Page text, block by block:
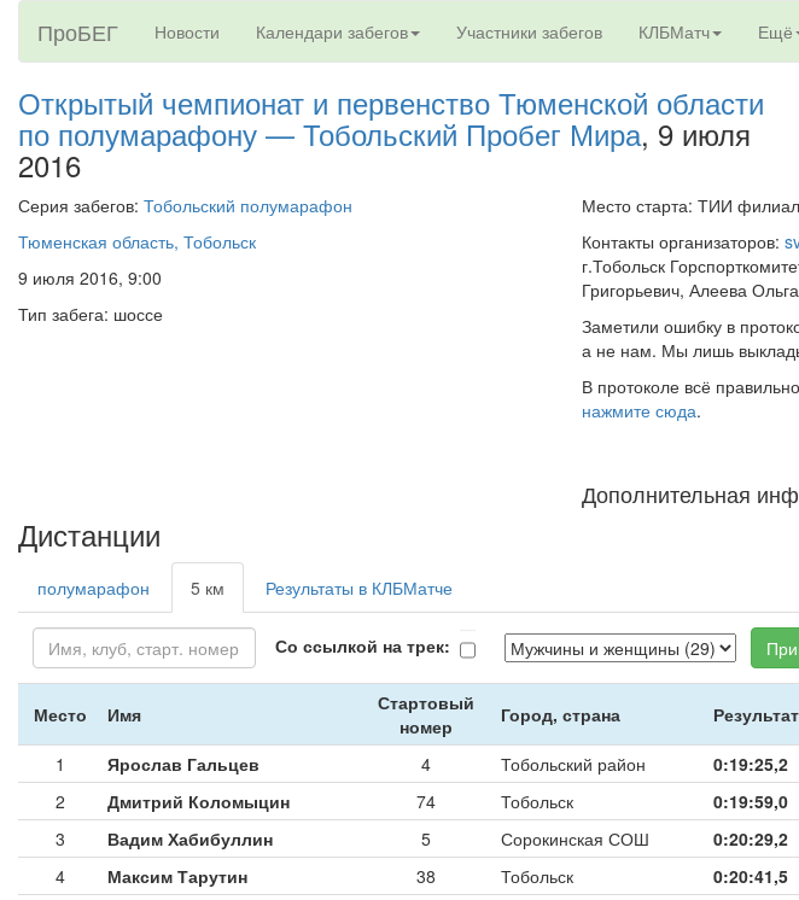
ПроБЕГ Новости Календари забегов Участники забегов КЛБМатч Ещё
Открытый чемпионат и первенство Тюменской области
по полумарафону — Тобольский Пробег Мира, 9 июля
2016
Серия забегов: Тобольский полумарафон
Тюменская область, Тобольск
9 июля 2016, 9:00
Тип забега: шоссе
Место старта: ТИИ
Контакты организаторов:
г.Тобольск
Григорьевич, Алеева
Заметили ошибку в
а не нам. Мы лишь
В протоколе всё
нажмите сюда.
Дополнительная
Дистанции
полумарафон 5 км Результаты в КЛБМатче
Со ссылкой на трек:
Место Имя
Стартовый
номер
Город, страна Результат
1 Ярослав Гальцев 4 Тобольский район 0:19:25,2
2
Дмитрий Коломыцин 74 Тобольск 0:19:59,0
3
Вадим Хабибуллин 5 Сорокинская СОШ 0:20:29,2
4
Максим Тарутин 38 Тобольск 0:20:41,5